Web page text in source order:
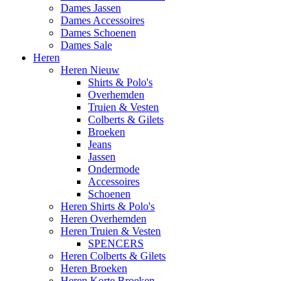
Dames Jassen
Dames Accessoires
Dames Schoenen
Dames Sale
Heren
Heren Nieuw
Shirts & Polo's
Overhemden
Truien & Vesten
Colberts & Gilets
Broeken
Jeans
Jassen
Ondermode
Accessoires
Schoenen
Heren Shirts & Polo's
Heren Overhemden
Heren Truien & Vesten
SPENCERS
Heren Colberts & Gilets
Heren Broeken